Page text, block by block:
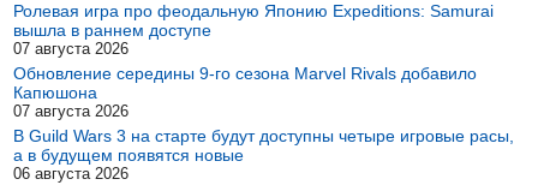
Ролевая игра про феодальную Японию Expeditions: Samurai
вышла в раннем доступе
07 августа 2026
Обновление середины 9-го сезона Marvel Rivals добавило
Капюшона
07 августа 2026
В Guild Wars 3 на старте будут доступны четыре игровые расы,
а в будущем появятся новые
06 августа 2026